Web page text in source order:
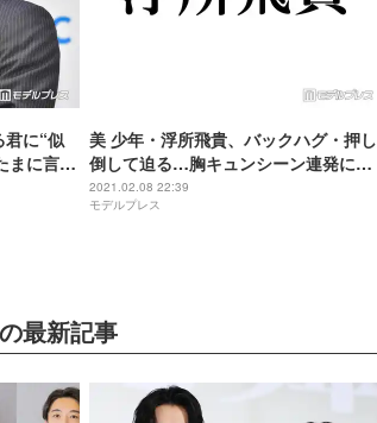
君に“似
まに言っ
美 少年・浮所飛貴、バックハグ・押し
倒して迫る…胸キュンシーン連発に視
聴者もん絶「刺激が強い」「胸キュン
すぎて心臓止まる」
2021.02.08 22:39
モデルプレス
最新記事